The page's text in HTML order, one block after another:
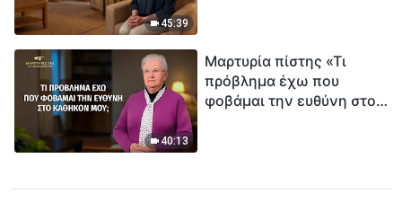
45:39
40:13
Μαρτυρία πίστης «Τι
πρόβλημα έχω που
φοβάμαι την ευθύνη στο